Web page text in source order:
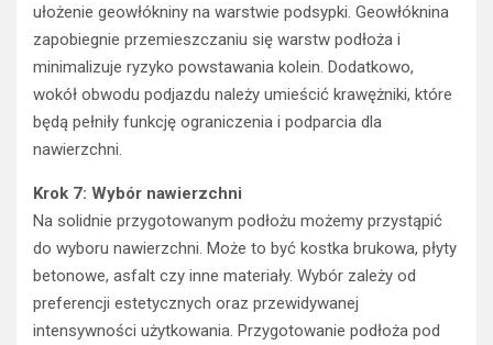
ułożenie geowłókniny na warstwie podsypki. Geowłóknina
zapobiegnie przemieszczaniu się warstw podłoża i
minimalizuje ryzyko powstawania kolein. Dodatkowo,
wokół obwodu podjazdu należy umieścić krawężniki, które
będą pełniły funkcję ograniczenia i podparcia dla
nawierzchni.
Krok 7: Wybór nawierzchni
Na solidnie przygotowanym podłożu możemy przystąpić
do wyboru nawierzchni. Może to być kostka brukowa, płyty
betonowe, asfalt czy inne materiały. Wybór zależy od
preferencji estetycznych oraz przewidywanej
intensywności użytkowania. Przygotowanie podłoża pod